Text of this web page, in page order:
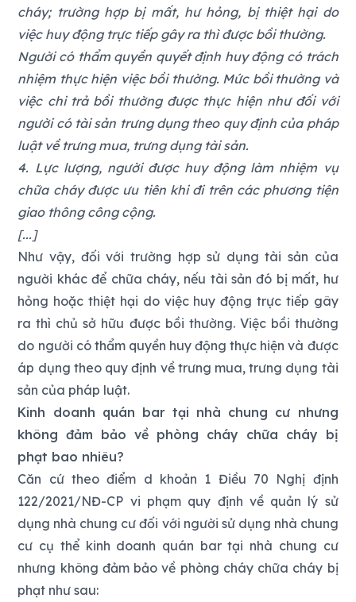
cháy; trường hợp bị mất, hư hỏng, bị thiệt hại do
việc huy động trực tiếp gây ra thì được bồi thường.
Người có thẩm quyền quyết định huy động có trách
nhiệm thực hiện việc bồi thường. Mức bồi thường và
việc chi trả bồi thường được thực hiện như đối với
người có tài sản trưng dụng theo quy định của pháp
luật về trưng mua, trưng dụng tài sản.
4. Lực lượng, người được huy động làm nhiệm vụ
chữa cháy được ưu tiên khi đi trên các phương tiện
giao thông công cộng.
[...]
Như vậy, đối với trường hợp sử dụng tài sản của
người khác để chữa cháy, nếu tài sản đó bị mất, hư
hỏng hoặc thiệt hại do việc huy động trực tiếp gây
ra thì chủ sở hữu được bồi thường. Việc bồi thường
do người có thẩm quyền huy động thực hiện và được
áp dụng theo quy định về trưng mua, trưng dụng tài
sản của pháp luật.
Kinh doanh quán bar tại nhà chung cư nhưng
không đảm bảo về phòng cháy chữa cháy bị
phạt bao nhiêu?
Căn cứ theo điểm d khoản 1 Điều 70 Nghị định
122/2021/NĐ-CP vi phạm quy định về quản lý sử
dụng nhà chung cư đối với người sử dụng nhà chung
cư cụ thể kinh doanh quán bar tại nhà chung cư
nhưng không đảm bảo về phòng cháy chữa cháy bị
phạt như sau: